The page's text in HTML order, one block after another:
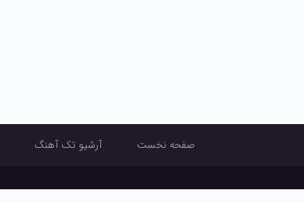
صفحه نخست آرشیو تک آهنگ